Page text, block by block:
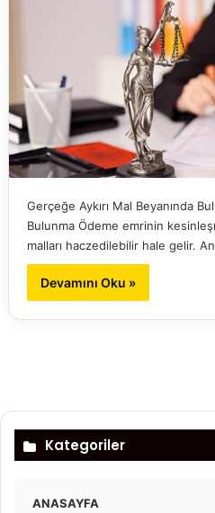
Gerçeğe Aykırı Mal Beyanında
Bulunma Ödeme emrinin
malları haczedilebilir hale gelir.
Devamını Oku »
Kategoriler
ANASAYFA